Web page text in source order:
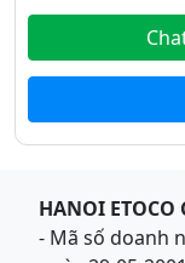
HANOI ETOCO
- Mã số doanh